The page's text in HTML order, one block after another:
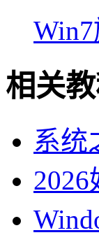
相关
系统